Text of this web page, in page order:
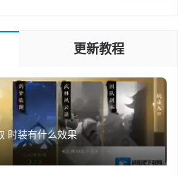
更新教程
时装有什么效果